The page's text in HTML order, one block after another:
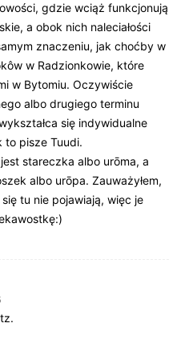
gdzie wciąż funkcjonują
a obok nich naleciałości
znaczeniu, jak choćby w
w Radzionkowie, które
w Bytomiu. Oczywiście
albo drugiego terminu
się indywidualne
to pisze Tuudi.
stareczka albo urōma, a
albo urōpa. Zauważyłem,
tu nie pojawiają, więc je